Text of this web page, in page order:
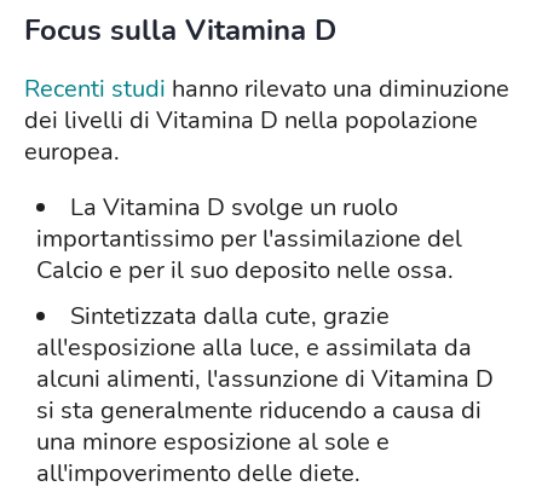
Focus sulla Vitamina D
Recenti studi hanno rilevato una diminuzione
dei livelli di Vitamina D nella popolazione
europea.
La Vitamina D svolge un ruolo
importantissimo per l'assimilazione del
Calcio e per il suo deposito nelle ossa.
Sintetizzata dalla cute, grazie
all'esposizione alla luce, e assimilata da
alcuni alimenti, l'assunzione di Vitamina D
si sta generalmente riducendo a causa di
una minore esposizione al sole e
all'impoverimento delle diete.